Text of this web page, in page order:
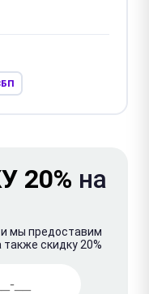
20% на
мы предоставим
скидку 20%